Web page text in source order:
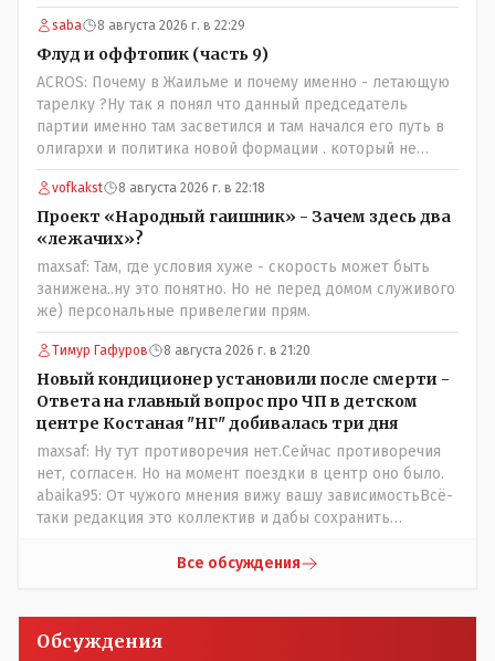
saba 8 августа 2026 г. в 22:29
Флуд и оффтопик (часть 9)
ACROS: Почему в Жаильме и почему именно - летающую
тарелку ?Ну так я понял что данный председатель
партии именно там засветился и там начался его путь в
олигархи и политика новой формации . который не
стесняется указать президенту на необходимость
скорого ухода! А летающая тарелка, потому что ещё не
было в истории независимого Казахстана депутата
который что то указывал бы действующему президенту,
не иначе инопланетянин, ну а на чём инопланетяне
передвигаются?
vofkakst 8 августа 2026 г. в 22:18
Проект «Народный гаишник» - Зачем здесь два
«лежачих»?
maxsaf: Там, где условия хуже - скорость может быть
занижена..ну это понятно. Но не перед домом служивого
же) персональные привелегии прям.
Тимур Гафуров 8 августа 2026 г. в 21:20
Новый кондиционер установили после смерти -
Ответа на главный вопрос про ЧП в детском
центре Костаная "НГ" добивалась три дня
maxsaf: Ну тут противоречия нет.Сейчас противоречия
нет, согласен. Но на момент поездки в центр оно было.
abaika95: От чужого мнения вижу вашу зависимостьВсё-
таки редакция это коллектив и дабы сохранить
Общественному объединению на не корректность
факт. На мнение я ответил там же. В том же тоне
отвечать не намерен, но акценты расставил. А вот факт
Все обсуждения
Обсуждения